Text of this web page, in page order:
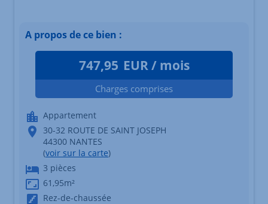
A propos de ce bien :
747,95 EUR / mois
Charges comprises
Appartement
30-32 ROUTE DE SAINT JOSEPH
44300 NANTES
(voir sur la carte)
3 pièces
61,95m²
Rez-de-chaussée